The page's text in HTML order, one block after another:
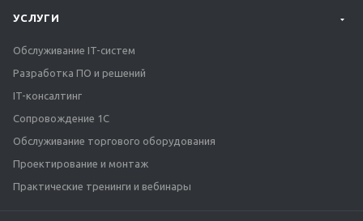
УСЛУГИ
Обслуживание IT-систем
Разработка ПО и решений
IT-консалтинг
Сопровождение 1С
Обслуживание торгового оборудования
Проектирование и монтаж
Практические тренинги и вебинары